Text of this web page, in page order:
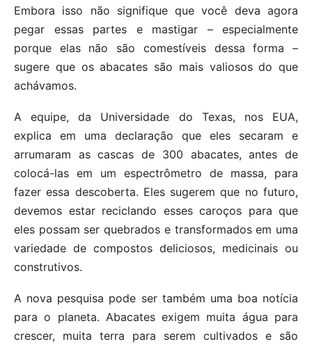
Embora isso não signifique que você deva agora
pegar essas partes e mastigar – especialmente
porque elas não são comestíveis dessa forma –
sugere que os abacates são mais valiosos do que
achávamos.
A equipe, da Universidade do Texas, nos EUA,
explica em uma declaração que eles secaram e
arrumaram as cascas de 300 abacates, antes de
colocá-las em um espectrômetro de massa, para
fazer essa descoberta. Eles sugerem que no futuro,
devemos estar reciclando esses caroços para que
eles possam ser quebrados e transformados em uma
variedade de compostos deliciosos, medicinais ou
construtivos.
A nova pesquisa pode ser também uma boa notícia
para o planeta. Abacates exigem muita água para
crescer, muita terra para serem cultivados e são